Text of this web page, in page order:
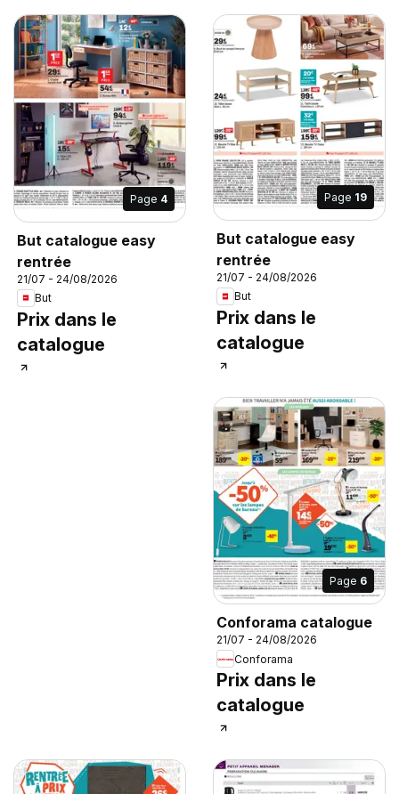
Page 4
But catalogue easy
rentrée
21/07 - 24/08/2026
But
Prix dans le
catalogue
Page 19
But catalogue easy
rentrée
21/07 - 24/08/2026
But
Prix dans le
catalogue
Page 6
Conforama catalogue
21/07 - 24/08/2026
Conforama
Prix dans le
catalogue